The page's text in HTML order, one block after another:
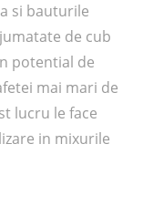
si bauturile
de cub
potential de
mai mari de
lucru le face
in mixurile